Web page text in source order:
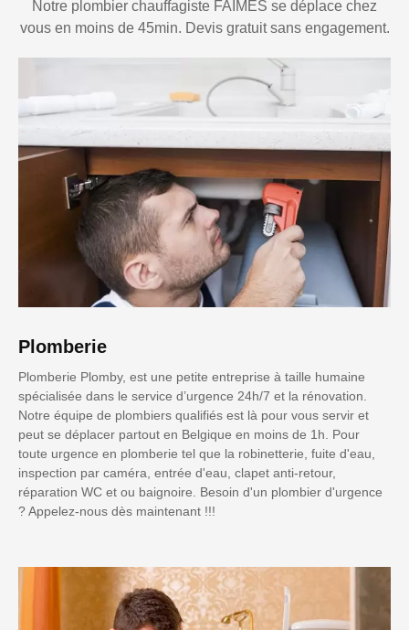
Notre plombier chauffagiste FAIMES se déplace chez
vous en moins de 45min. Devis gratuit sans engagement.
Plomberie
Plomberie Plomby, est une petite entreprise à taille humaine
spécialisée dans le service d’urgence 24h/7 et la rénovation.
Notre équipe de plombiers qualifiés est là pour vous servir et
peut se déplacer partout en Belgique en moins de 1h. Pour
toute urgence en plomberie tel que la robinetterie, fuite d'eau,
inspection par caméra, entrée d'eau, clapet anti-retour,
réparation WC et ou baignoire. Besoin d'un plombier d'urgence
? Appelez-nous dès maintenant !!!